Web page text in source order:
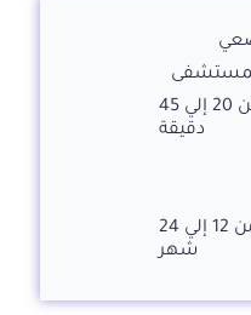
مدة الاجراء من 20 إلي 45
دقيقة
نتائج تستمر من 12 إلي 24
شهر